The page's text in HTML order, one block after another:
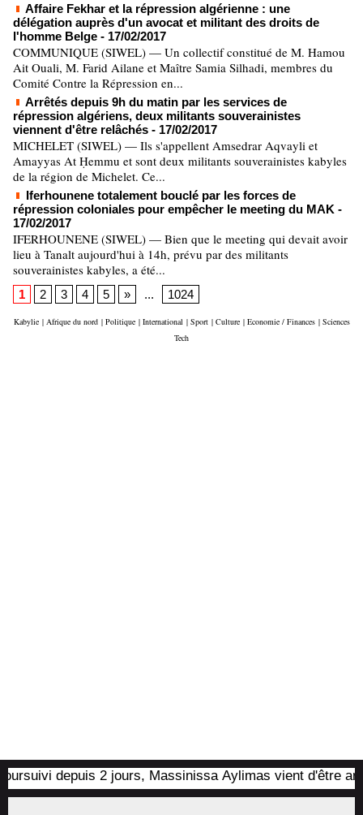
Affaire Fekhar et la répression algérienne : une
délégation auprès d'un avocat et militant des droits de
l'homme Belge - 17/02/2017
COMMUNIQUE (SIWEL) — Un collectif constitué de M. Hamou
Ait Ouali, M. Farid Ailane et Maître Samia Silhadi, membres du
Comité Contre la Répression en...
Arrêtés depuis 9h du matin par les services de
répression algériens, deux militants souverainistes
viennent d'être relâchés - 17/02/2017
MICHELET (SIWEL) — Ils s'appellent Amsedrar Aqvayli et
Amayyas At Ḥemmu et sont deux militants souverainistes kabyles
de la région de Michelet. Ce...
Iferhounene totalement bouclé par les forces de
répression coloniales pour empêcher le meeting du MAK -
17/02/2017
IFERHOUNENE (SIWEL) — Bien que le meeting qui devait avoir
lieu à Tanalt aujourd'hui à 14h, prévu par des militants
souverainistes kabyles, a été...
1 2 3 4 5 » ... 1024
Kabylie | Afrique du nord | Politique | International | Sport | Culture | Economie / Finances | Sciences
Tech
depuis 2 jours, Massinissa Aylimas vient d'être